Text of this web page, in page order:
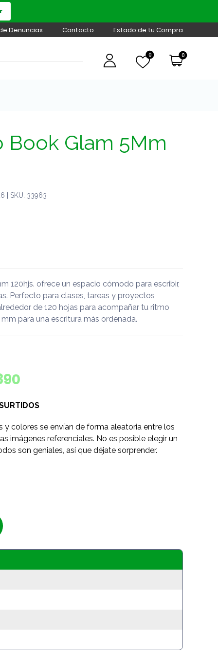
Denuncias Contacto Estado de tu Compra
0 0
Book Glam 5Mm
| SKU: 33963
120hjs. ofrece un espacio cómodo para escribir,
Perfecto para clases, tareas y proyectos
de 120 hojas para acompañar tu ritmo
para una escritura más ordenada.
y colores se envían de forma aleatoria entre los
imágenes referenciales. No es posible elegir un
son geniales, así que déjate sorprender.